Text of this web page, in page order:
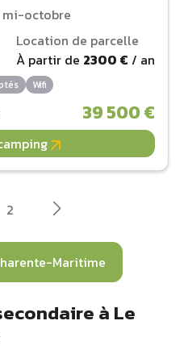
mi-octobre
Location de parcelle
À partir de 2300 € / an
Wifi
39 500 €
2
Maritime
à Le